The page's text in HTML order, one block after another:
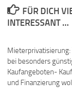
FÜR DICH
INTERESSANT …
Mieterprivatisierung:
bei besonders
Kaufangeboten-
und Finanzierung